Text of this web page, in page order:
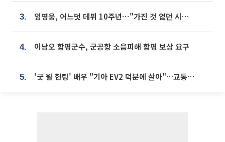
3. 임영웅, 어느덧 데뷔 10주년⋯"가진 것 없던 시절, 내 앞엔 20명의 팬뿐"
4. 이남오 함평군수, 군공항 소음피해 함평 보상 요구
5. '굿 윌 헌팅' 배우 "기아 EV2 덕분에 살아"…교통사고 후 안전성 극찬